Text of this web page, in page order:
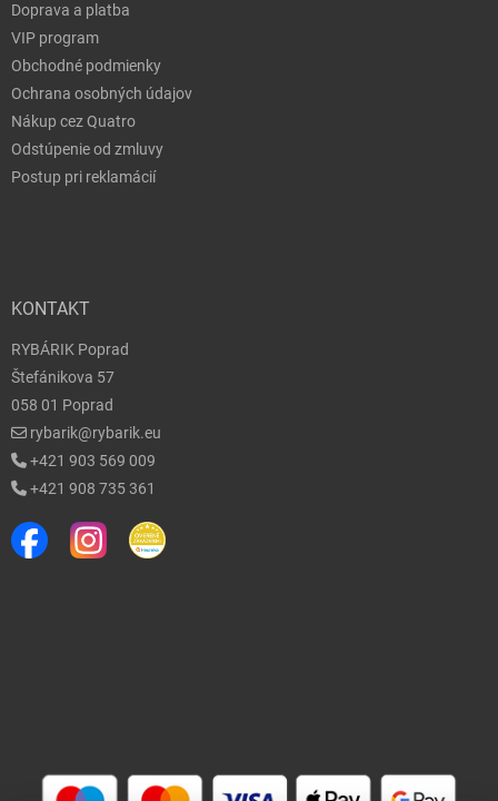
Doprava a platba
VIP program
Obchodné podmienky
Ochrana osobných údajov
Nákup cez Quatro
Odstúpenie od zmluvy
Postup pri reklamácií
KONTAKT
RYBÁRIK Poprad
Štefánikova 57
058 01 Poprad
rybarik@rybarik.eu
+421 903 569 009
+421 908 735 361